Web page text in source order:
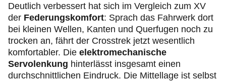
Deutlich verbessert hat sich im Vergleich zum XV
der Federungskomfort: Sprach das Fahrwerk dort
bei kleinen Wellen, Kanten und Querfugen noch zu
trocken an, fährt der Crosstrek jetzt wesentlich
komfortabler. Die elektromechanische
Servolenkung hinterlässt insgesamt einen
durchschnittlichen Eindruck. Die Mittellage ist selbst